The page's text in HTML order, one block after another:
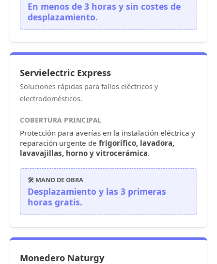
En menos de 3 horas y sin costes de
desplazamiento.
Servielectric Express
Soluciones rápidas para fallos eléctricos y
electrodomésticos.
COBERTURA PRINCIPAL
Protección para averías en la instalación eléctrica y
reparación urgente de frigorífico, lavadora,
lavavajillas, horno y vitrocerámica.
🛠️ MANO DE OBRA
Desplazamiento y las 3 primeras
horas gratis.
Monedero Naturgy